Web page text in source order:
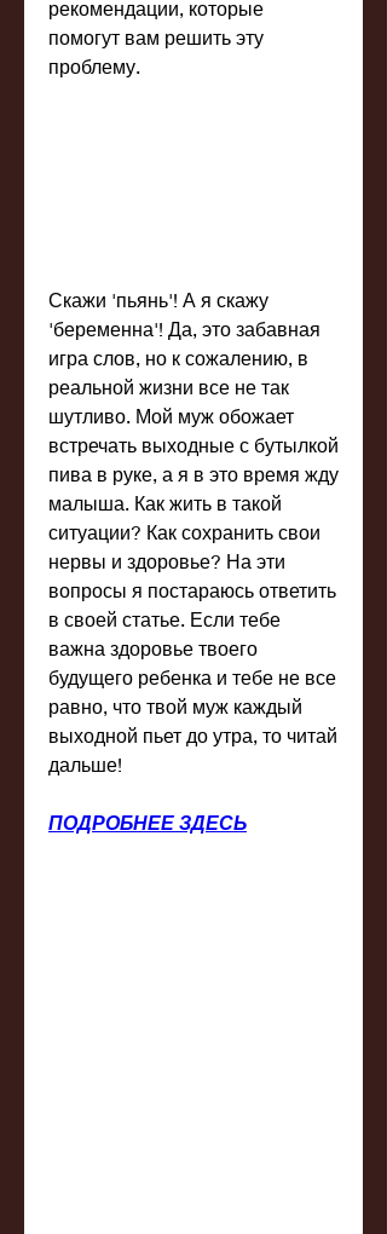
рекомендации, которые
помогут вам решить эту
проблему.
Скажи 'пьянь'! А я скажу
'беременна'! Да, это забавная
игра слов, но к сожалению, в
реальной жизни все не так
шутливо. Мой муж обожает
встречать выходные с бутылкой
пива в руке, а я в это время жду
малыша. Как жить в такой
ситуации? Как сохранить свои
нервы и здоровье? На эти
вопросы я постараюсь ответить
в своей статье. Если тебе
важна здоровье твоего
будущего ребенка и тебе не все
равно, что твой муж каждый
выходной пьет до утра, то читай
дальше!
ПОДРОБНЕЕ ЗДЕСЬ